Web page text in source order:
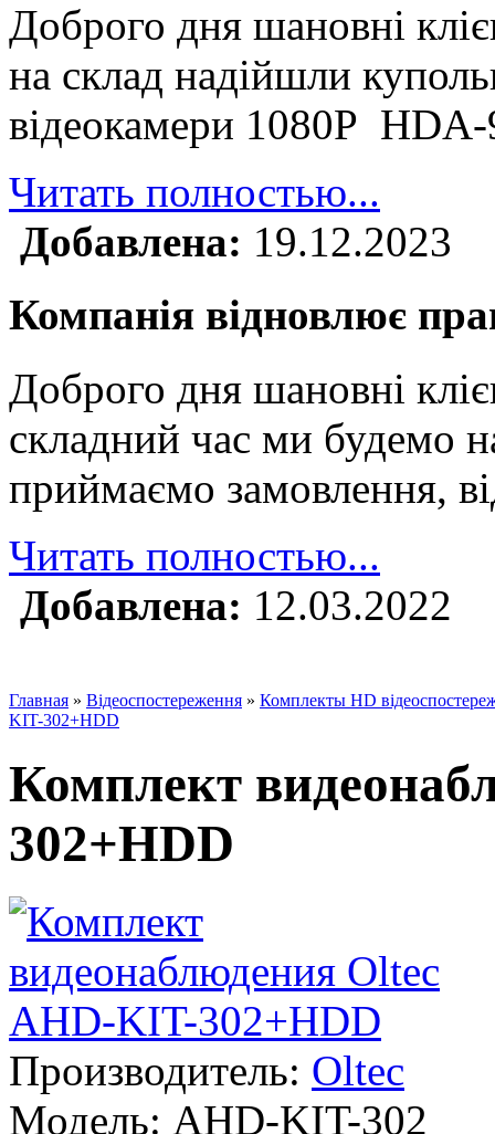
Доброго дня шановні
на склад надійшли
відеокамери 1080P
Читать полностью...
Добавлена: 19.12.2023
Компанія відновлює
Доброго дня шановні
складний час ми будемо
приймаємо замовлення,
Читать полностью...
Добавлена: 12.03.2022
Главная » Відеоспостереження » Комплекты HD
KIT-302+HDD
Комплект
302+HDD
Производитель: Oltec
Модель: AHD-KIT-302